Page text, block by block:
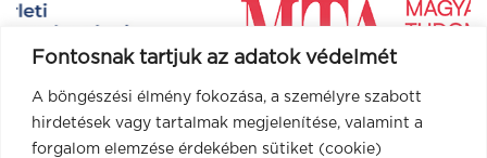
Fontosnak tartjuk az adatok védelmét
A böngészési élmény fokozása, a személyre szabott
hirdetések vagy tartalmak megjelenítése, valamint a
forgalom elemzése érdekében sütiket (cookie)